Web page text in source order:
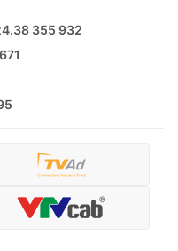
355 932